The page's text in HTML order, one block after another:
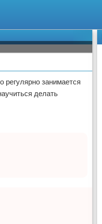
занимается
делать